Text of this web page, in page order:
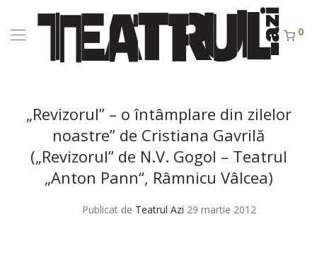
0
„Revizorul” – o întâmplare din zilelor
noastre” de Cristiana Gavrilă
(„Revizorul” de N.V. Gogol – Teatrul
„Anton Pann“, Râmnicu Vâlcea)
Publicat de Teatrul Azi 29 martie 2012